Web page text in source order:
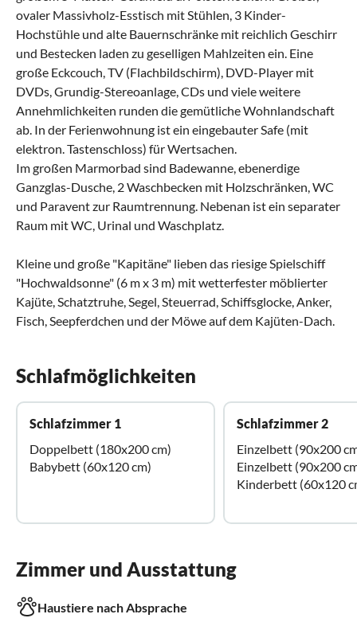
ovaler Massivholz-Esstisch mit Stühlen, 3 Kinder-
Hochstühle und alte Bauernschränke mit reichlich Geschirr
und Bestecken laden zu geselligen Mahlzeiten ein. Eine
große Eckcouch, TV (Flachbildschirm), DVD-Player mit
DVDs, Grundig-Stereoanlage, CDs und viele weitere
Annehmlichkeiten runden die gemütliche Wohnlandschaft
ab. In der Ferienwohnung ist ein eingebauter Safe (mit
elektron. Tastenschloss) für Wertsachen.
Im großen Marmorbad sind Badewanne, ebenerdige
Ganzglas-Dusche, 2 Waschbecken mit Holzschränken, WC
und Paravent zur Raumtrennung. Nebenan ist ein separater
Raum mit WC, Urinal und Waschplatz.
Kleine und große "Kapitäne" lieben das riesige Spielschiff
"Hochwaldsonne" (6 m x 3 m) mit wetterfester möblierter
Kajüte, Schatztruhe, Segel, Steuerrad, Schiffsglocke, Anker,
Fisch, Seepferdchen und der Möwe auf dem Kajüten-Dach.
Schlafmöglichkeiten
Schlafzimmer 1
Doppelbett (180x200 cm)
Babybett (60x120 cm)
Schlafzimmer 2
Einzelbett (90x200
Einzelbett (90x200
Kinderbett (60x120
Zimmer und Ausstattung
Haustiere nach Absprache